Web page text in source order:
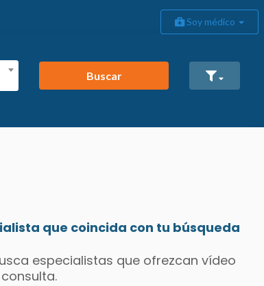
Soy médico
Buscar
que coincida con tu búsqueda
especialistas que ofrezcan vídeo
consulta.